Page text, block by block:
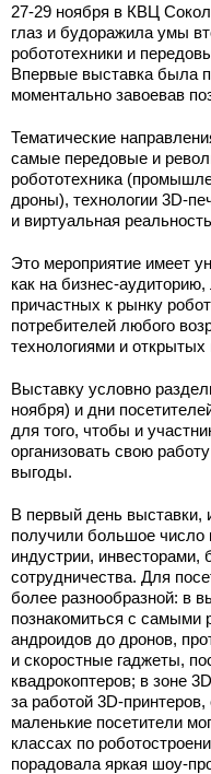
27-29 ноября в КВЦ
глаз и будоражила умы
робототехники и
Впервые выставка была
моментально завоевав
Тематические
самые передовые и
робототехника
дроны), технологии 3D-
и виртуальная
Это мероприятие имеет
как на бизнес-
причастных к рынку
потребителей любого
технологиями и открытых
Выставку условно
ноября) и дни
для того, чтобы и
организовать свою
выгоды.
В первый день выставки,
получили большое число
индустрии,
сотрудничества. Для
более разнообразной: в
познакомиться с самыми
андроидов до дронов,
и скоростные гаджеты,
квадрокоптеров; в зоне
за работой 3D-
маленькие посетители
классах по
порадовала яркая шоу-